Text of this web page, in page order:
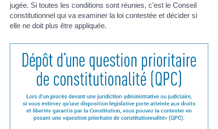
jugée. Si toutes les conditions sont réunies, c'est le Conseil
constitutionnel qui va examiner la loi contestée et décider si
elle ne doit plus être appliquée.